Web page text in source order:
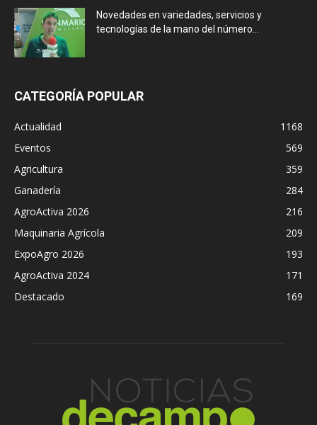
Novedades en variedades, servicios y
tecnologías de la mano del número...
CATEGORÍA POPULAR
Actualidad
1168
Eventos
569
Agricultura
359
Ganadería
284
AgroActiva 2026
216
Maquinaria Agrícola
209
ExpoAgro 2026
193
AgroActiva 2024
171
Destacado
169